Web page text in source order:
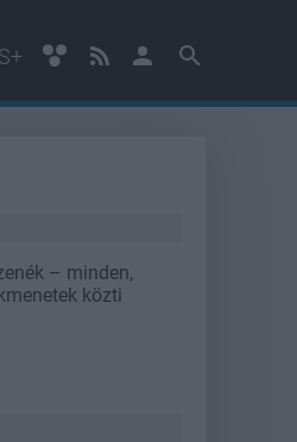
– minden,
közti